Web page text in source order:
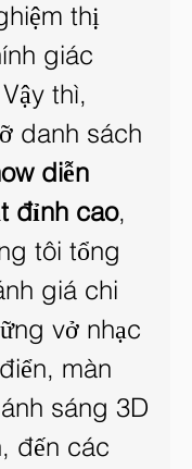
thị
giác
thì,
diễn
đỉnh cao,
tôi tổng
giá chi
vở nhạc
màn
sáng 3D
đến các